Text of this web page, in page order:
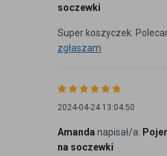
soczewki
Super koszyczek.
zgłaszam
2024-04-24 13:04:50
Amanda napisał/a:
na soczewki